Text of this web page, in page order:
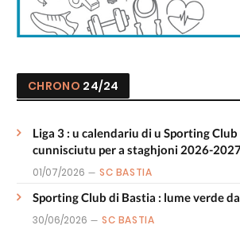
CHRONO 24/24
Liga 3 : u calendariu di u Sporting
cunnisciutu per a staghjoni 2026-
01/07/2026 SC BASTIA
Sporting Club di Bastia : lume verde
30/06/2026 SC BASTIA